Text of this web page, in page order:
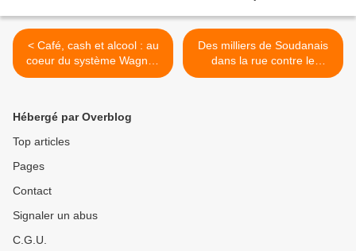
< Café, cash et alcool : au
coeur du système Wagner,
de Douala à Bangui
Des milliers de Soudanais
dans la rue contre le
pouvoir militaire >
Hébergé par Overblog
Top articles
Pages
Contact
Signaler un abus
C.G.U.